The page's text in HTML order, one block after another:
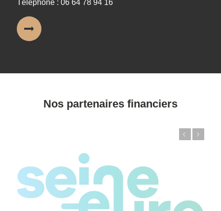
Téléphone : 06 64 78 94 16
Nos partenaires financiers